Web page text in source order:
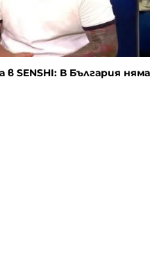
SENSHI: В България няма